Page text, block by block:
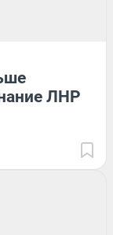
ЛНР